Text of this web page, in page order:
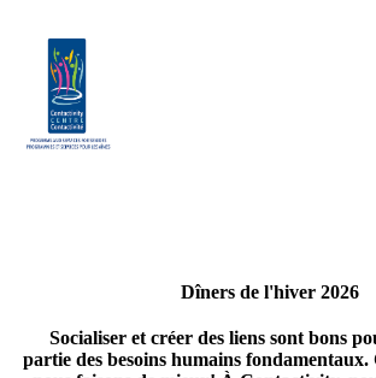
Dîners de l'hiver 2026
Socialiser et créer des liens sont bons
partie des besoins humains fondamentaux.